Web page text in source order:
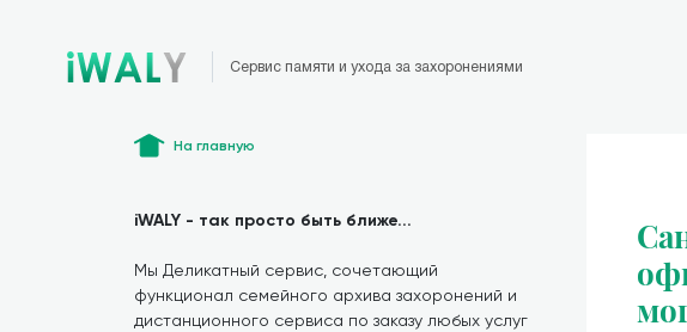
Сервис памяти и ухода за захоронениями
На главную
iWALY - так просто быть ближе...
Мы Деликатный сервис, сочетающий
функционал семейного архива захоронений и
дистанционного сервиса по заказу любых услуг